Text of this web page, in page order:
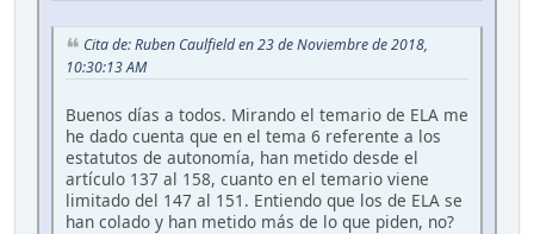
Cita de: Ruben Caulfield en 23 de Noviembre de 2018,
10:30:13 AM
Buenos días a todos. Mirando el temario de ELA me
he dado cuenta que en el tema 6 referente a los
estatutos de autonomía, han metido desde el
artículo 137 al 158, cuanto en el temario viene
limitado del 147 al 151. Entiendo que los de ELA se
han colado y han metido más de lo que piden, no?